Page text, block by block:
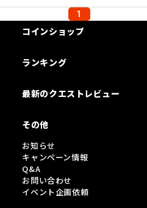
1
コインショップ
ランキング
最新のクエストレビュー
その他
お知らせ
キャンペーン情報
Q&A
お問い合わせ
イベント企画依頼